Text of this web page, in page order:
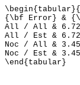
{\bf Error} &
All / All & 6.72
All / Est & 6.72
Noc / All &
Noc / Est &
\end{tabular}